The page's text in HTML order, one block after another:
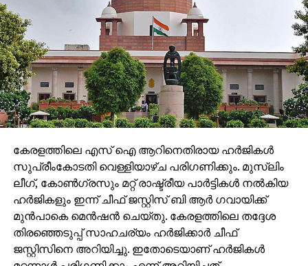
കേരളത്തിലെ എസ് ഐ ആറിനെതിരായ ഹര്‍ജികള്‍
സുപ്രീംകോടതി വെള്ളിയാഴ്ച പരിഗണിക്കും. മുസ്‌ലിം
ലീഗ്, കോണ്‍ഗ്രസും മറ്റ് രാഷ്ട്രീയ പാര്‍ട്ടികള്‍ നല്‍കിയ
ഹര്‍ജികളും ഇന്ന് ചീഫ് ജസ്റ്റിസ് ബി ആര്‍ ഗവായിക്ക്
മുന്‍പാകെ മെന്‍ഷന്‍ ചെയ്തു. കേരളത്തിലെ തദ്ദേശ
തിരഞ്ഞെടുപ്പ് സാഹചര്യം ഹര്‍ജിക്കാര്‍ ചീഫ്
ജസ്റ്റിസിനെ അറിയിച്ചു. ഇതോടെയാണ് ഹര്‍ജികള്‍